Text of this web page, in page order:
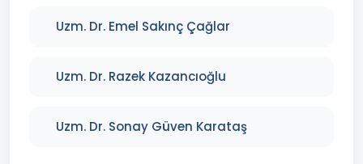
Uzm. Dr. Emel Sakınç Çağlar
Uzm. Dr. Razek Kazancıoğlu
Uzm. Dr. Sonay Güven Karataş